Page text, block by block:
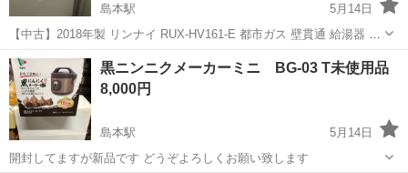
島本駅
5月14日
【中古】2018年製 リンナイ RUX-HV161-E 都市ガス 壁貫通 給湯器 浴
槽付です 浴槽サイズは117✖️71です 美品だと思います どうぞよろしく
お願い致します
大阪 三島郡
黒ニンニクメーカーミニ BG-03 T未使用品
8,000円
島本駅
5月14日
開封してますが新品です どうぞよろしくお願い致します